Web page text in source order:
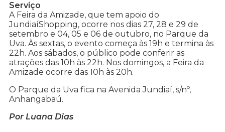
Serviço
A Feira da Amizade, que tem apoio do
JundiaíShopping, ocorre nos dias 27, 28 e 29 de
setembro e 04, 05 e 06 de outubro, no Parque da
Uva. Às sextas, o evento começa às 19h e termina às
22h. Aos sábados, o público pode conferir as
atrações das 10h às 22h. Nos domingos, a Feira da
Amizade ocorre das 10h às 20h.
O Parque da Uva fica na Avenida Jundiaí, s/nº,
Anhangabaú.
Por Luana Dias